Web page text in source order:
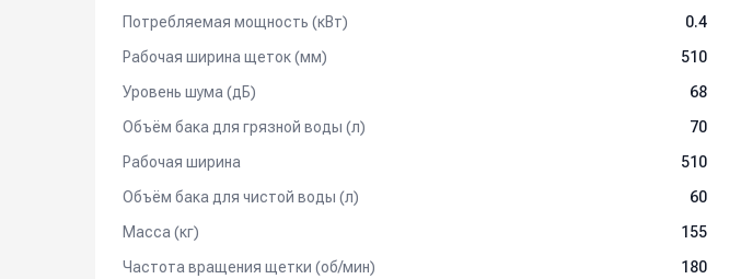
Потребляемая мощность (кВт)
0.4
Рабочая ширина щеток (мм)
510
Уровень шума (дБ)
68
Объём бака для грязной воды (л)
70
Рабочая ширина
510
Объём бака для чистой воды (л)
60
Масса (кг)
155
Частота вращения щетки (об/мин)
180